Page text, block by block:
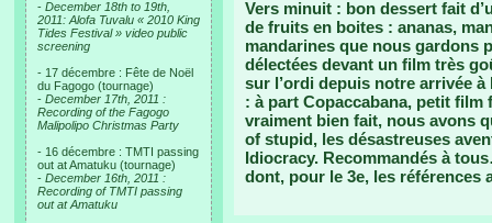
- December 18th to 19th,
2011: Alofa Tuvalu « 2010 King
Tides Festival » video public
screening
- 17 décembre : Fête de Noël
du Fagogo (tournage)
- December 17th, 2011 :
Recording of the Fagogo
Malipolipo Christmas Party
- 16 décembre : TMTI passing
out at Amatuku (tournage)
- December 16th, 2011 :
Recording of TMTI passing
out at Amatuku
Vers minuit : bon dessert fait
de fruits en boites : ananas,
mandarines que nous gardons
délectées devant un film très
sur l’ordi depuis notre arrivée
: à part Copaccabana, petit film
vraiment bien fait, nous avons
of stupid, les désastreuses
Idiocracy. Recommandés à
dont, pour le 3e, les références